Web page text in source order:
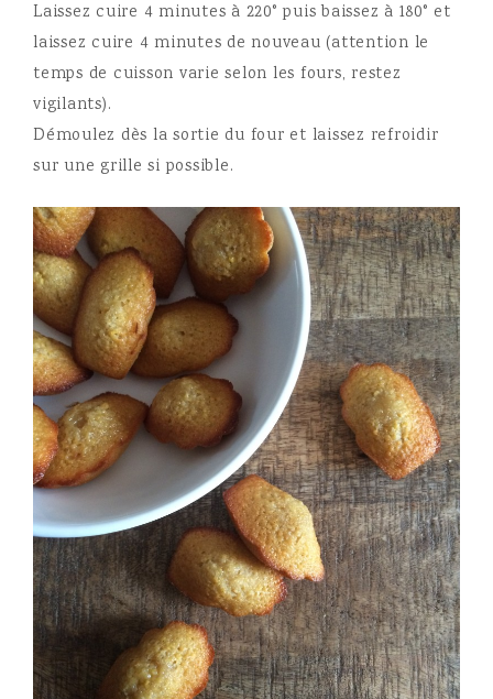
Laissez cuire 4 minutes à 220° puis baissez à 180° et
laissez cuire 4 minutes de nouveau (attention le
temps de cuisson varie selon les fours, restez
vigilants).
Démoulez dès la sortie du four et laissez refroidir
sur une grille si possible.